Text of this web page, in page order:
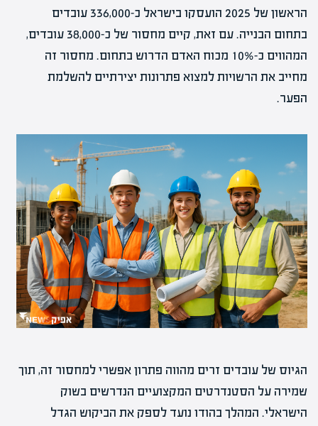
הראשון של 2025 הועסקו בישראל כ-336,000 עובדים
בתחום הבנייה. עם זאת, קיים מחסור של כ-38,000 עובדים,
המהווים כ-10% מכוח האדם הדרוש בתחום. מחסור זה
מחייב את הרשויות למצוא פתרונות יצירתיים להשלמת
הפער.
הגיוס של עובדים זרים מהווה פתרון אפשרי למחסור זה, תוך
שמירה על הסטנדרטים המקצועיים הנדרשים בשוק
הישראלי. המהלך בהודו נועד לספק את הביקוש הגדל